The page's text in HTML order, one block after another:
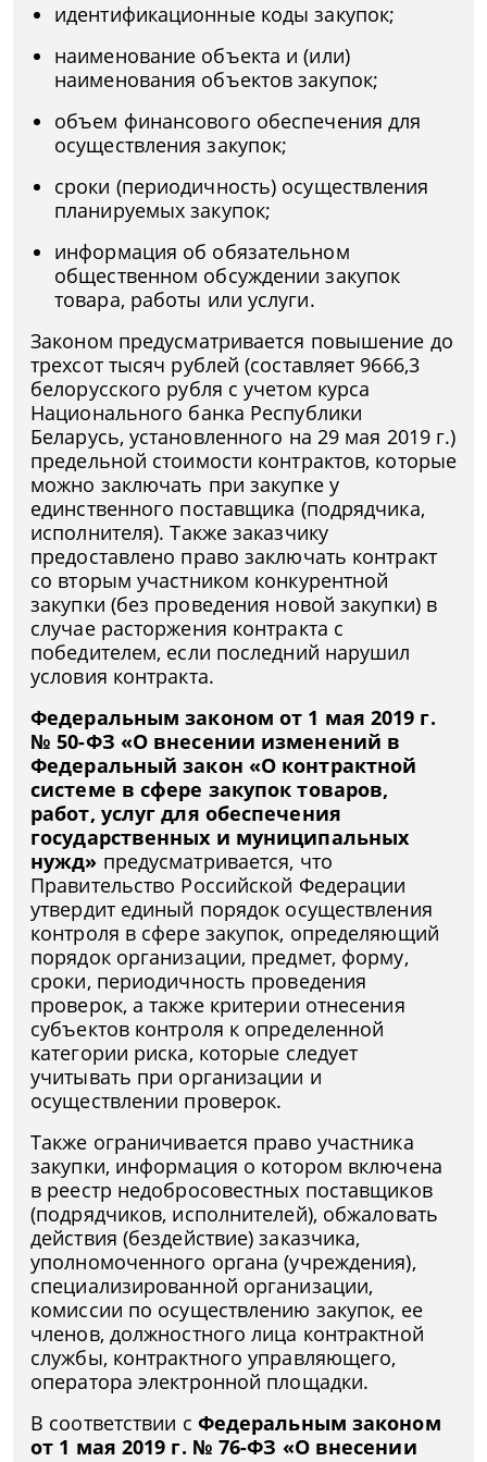
идентификационные коды закупок;
наименование объекта и (или)
наименования объектов закупок;
объем финансового обеспечения для
осуществления закупок;
сроки (периодичность) осуществления
планируемых закупок;
информация об обязательном
общественном обсуждении закупок
товара, работы или услуги.
Законом предусматривается повышение до
трехсот тысяч рублей (составляет 9666,3
белорусского рубля с учетом курса
Национального банка Республики
Беларусь, установленного на 29 мая 2019 г.)
предельной стоимости контрактов, которые
можно заключать при закупке у
единственного поставщика (подрядчика,
исполнителя). Также заказчику
предоставлено право заключать контракт
со вторым участником конкурентной
закупки (без проведения новой закупки) в
случае расторжения контракта с
победителем, если последний нарушил
условия контракта.
Федеральным законом от 1 мая 2019 г.
№ 50-ФЗ «О внесении изменений в
Федеральный закон «О контрактной
системе в сфере закупок товаров,
работ, услуг для обеспечения
государственных и муниципальных
нужд» предусматривается, что
Правительство Российской Федерации
утвердит единый порядок осуществления
контроля в сфере закупок, определяющий
порядок организации, предмет, форму,
сроки, периодичность проведения
проверок, а также критерии отнесения
субъектов контроля к определенной
категории риска, которые следует
учитывать при организации и
осуществлении проверок.
Также ограничивается право участника
закупки, информация о котором включена
в реестр недобросовестных поставщиков
(подрядчиков, исполнителей), обжаловать
действия (бездействие) заказчика,
уполномоченного органа (учреждения),
специализированной организации,
комиссии по осуществлению закупок, ее
членов, должностного лица контрактной
службы, контрактного управляющего,
оператора электронной площадки.
В соответствии с Федеральным законом
от 1 мая 2019 г. № 76-ФЗ «О внесении